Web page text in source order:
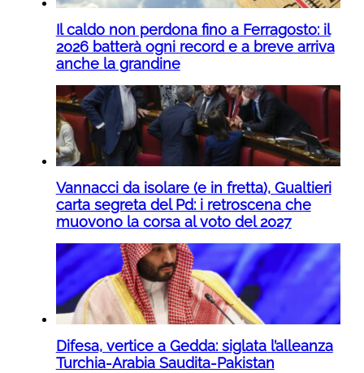
Il caldo non perdona fino a Ferragosto: il
2026 batterà ogni record e a breve arriva
anche la grandine
Vannacci da isolare (e in fretta), Gualtieri
carta segreta del Pd: i retroscena che
muovono la corsa al voto del 2027
Difesa, vertice a Gedda: siglata l’alleanza
Turchia-Arabia Saudita-Pakistan